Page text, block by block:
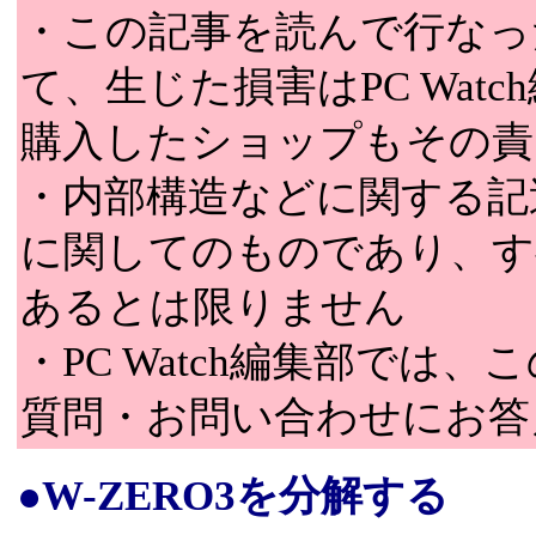
・この記事を読んで行な
て、生じた損害はPC
購入したショップもその
・内部構造などに関する
に関してのものであり、
あるとは限りません
・PC Watch編集部では、
質問・お問い合わせにお
●W-ZERO3を分解する